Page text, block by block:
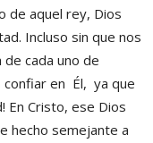
de aquel rey, Dios
Incluso sin que nos
cada uno de
confiar en Él, ya que
En Cristo, ese Dios
hecho semejante a